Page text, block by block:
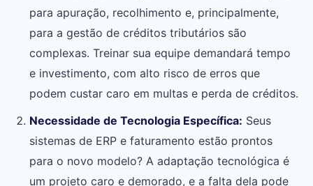
para apuração, recolhimento e, principalmente,
para a gestão de créditos tributários são
complexas. Treinar sua equipe demandará tempo
e investimento, com alto risco de erros que
podem custar caro em multas e perda de créditos.
Necessidade de Tecnologia Específica: Seus
sistemas de ERP e faturamento estão prontos
para o novo modelo? A adaptação tecnológica é
um projeto caro e demorado, e a falta dela pode